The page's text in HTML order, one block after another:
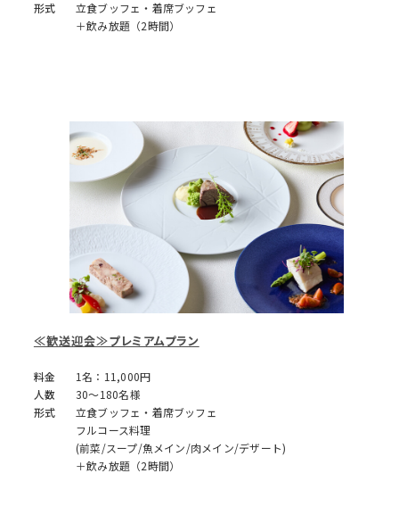
形式
立食ブッフェ・着席ブッフェ
＋飲み放題（2時間）
≪歓送迎会≫プレミアムプラン
料金
1名：11,000円
人数
30～180名様
形式
立食ブッフェ・着席ブッフェ
フルコース料理
(前菜/スープ/魚メイン/肉メイン/デザート)
＋飲み放題（2時間）